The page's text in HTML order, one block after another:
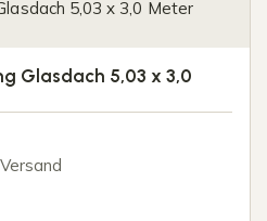
Glasdach 5,03 x 3,0